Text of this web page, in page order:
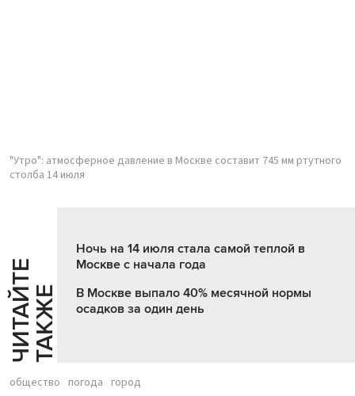
"Утро": атмосферное давление в Москве составит 745 мм ртутного
столба 14 июля
Ч
И
Т
АЙ
Т
Е
Т
А
К
ЖЕ
Ночь на 14 июля стала самой теплой в
Москве с начала года
В Москве выпало 40% месячной нормы
осадков за один день
общество погода город